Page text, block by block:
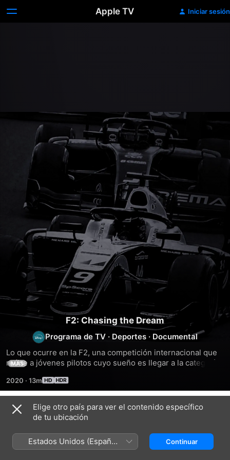
Apple TV Iniciar sesión
F2: Chasing the Dream
Programa de TV · Deportes · Documental
Lo que ocurre en la F2, una competición internacional que
reúne a jóvenes pilotos cuyo sueño es llegar a la categoría
MÁS
2020 · 13m
Temporada 8
Elige otro país para ver el contenido específico
de tu ubicación
Estados Unidos (Español
México)
Continuar